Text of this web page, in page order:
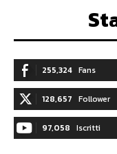
255,324 Fans
128,657 Follower
97,058 Iscritti